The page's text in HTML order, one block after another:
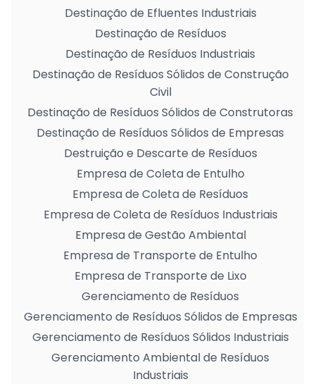
Destinação de Efluentes Industriais
Destinação de Resíduos
Destinação de Resíduos Industriais
Destinação de Resíduos Sólidos de Construção
Civil
Destinação de Resíduos Sólidos de Construtoras
Destinação de Resíduos Sólidos de Empresas
Destruição e Descarte de Resíduos
Empresa de Coleta de Entulho
Empresa de Coleta de Resíduos
Empresa de Coleta de Resíduos Industriais
Empresa de Gestão Ambiental
Empresa de Transporte de Entulho
Empresa de Transporte de Lixo
Gerenciamento de Resíduos
Gerenciamento de Resíduos Sólidos de Empresas
Gerenciamento de Resíduos Sólidos Industriais
Gerenciamento Ambiental de Resíduos
Industriais